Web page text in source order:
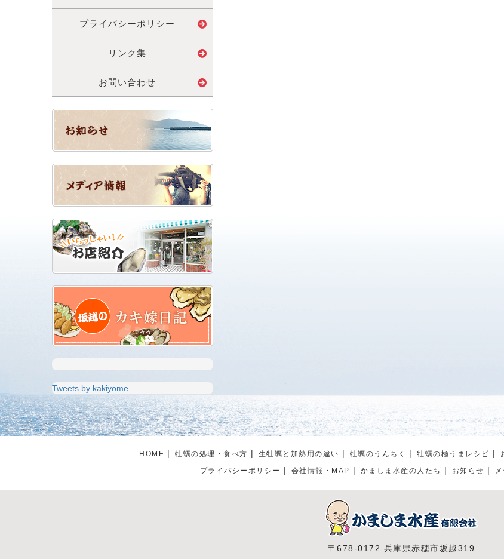
プライバシーポリシー
リンク集
お問い合わせ
Tweets by kakiyome
HOME 牡蠣の処理・食べ方 生牡蠣と加熱用の違い 牡蠣のうんちく 牡蠣の極うまレシピ
プライパシーポリシー
会社情報・MAP かましま水産の人たち お知らせ
〒678-0172 兵庫県赤穂市坂越319